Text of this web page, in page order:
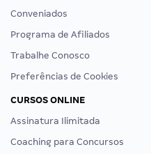
Conveniados
Programa de Afiliados
Trabalhe Conosco
Preferências de Cookies
CURSOS ONLINE
Assinatura Ilimitada
Coaching para Concursos